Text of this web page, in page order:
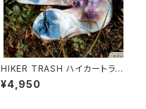
HIKER TRASH ハイカートラッ
シュ / DAY DREAMER ”HIKE
TREK MID” / COSMIC HYPE
¥4,950